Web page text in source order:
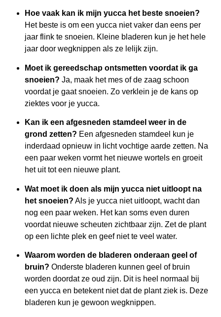
Hoe vaak kan ik mijn yucca het beste snoeien?
Het beste is om een yucca niet vaker dan eens per
jaar flink te snoeien. Kleine bladeren kun je het hele
jaar door wegknippen als ze lelijk zijn.
Moet ik gereedschap ontsmetten voordat ik ga
snoeien? Ja, maak het mes of de zaag schoon
voordat je gaat snoeien. Zo verklein je de kans op
ziektes voor je yucca.
Kan ik een afgesneden stamdeel weer in de
grond zetten? Een afgesneden stamdeel kun je
inderdaad opnieuw in licht vochtige aarde zetten. Na
een paar weken vormt het nieuwe wortels en groeit
het uit tot een nieuwe plant.
Wat moet ik doen als mijn yucca niet uitloopt na
het snoeien? Als je yucca niet uitloopt, wacht dan
nog een paar weken. Het kan soms even duren
voordat nieuwe scheuten zichtbaar zijn. Zet de plant
op een lichte plek en geef niet te veel water.
Waarom worden de bladeren onderaan geel of
bruin? Onderste bladeren kunnen geel of bruin
worden doordat ze oud zijn. Dit is heel normaal bij
een yucca en betekent niet dat de plant ziek is. Deze
bladeren kun je gewoon wegknippen.